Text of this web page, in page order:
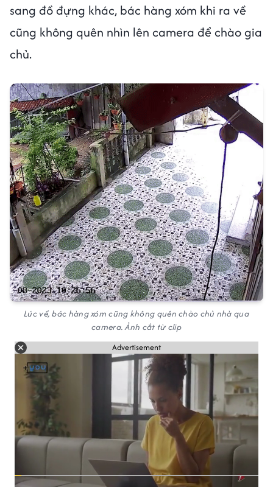
sang đồ đựng khác, bác hàng xóm khi ra về
cũng không quên nhìn lên camera để chào gia
chủ.
Lúc về, bác hàng xóm cũng không quên chào chủ nhà qua
camera. Ảnh cắt từ clip
Advertisement